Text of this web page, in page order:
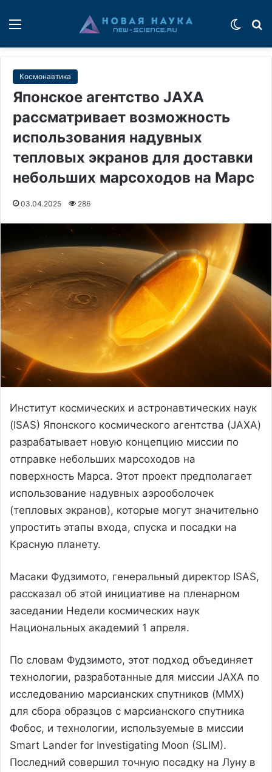
Космонавтика
Японское агентство JAXA
рассматривает возможность
использования надувных
тепловых экранов для доставки
небольших марсоходов на Марс
03.04.2025 286
Институт космических и астронавтических наук
(ISAS) Японского космического агентства (JAXA)
разрабатывает новую концепцию миссии по
отправке небольших марсоходов на
поверхность Марса. Этот проект предполагает
использование надувных аэрооболочек
(тепловых экранов), которые могут значительно
упростить этапы входа, спуска и посадки на
Красную планету.
Масаки Фудзимото, генеральный директор ISAS,
рассказал об этой инициативе на пленарном
заседании Недели космических наук
Национальных академий 1 апреля.
По словам Фудзимото, этот подход объединяет
технологии, разработанные для миссии JAXA по
исследованию марсианских спутников (MMX)
для сбора образцов с марсианского спутника
Фобос, и технологии, используемые в миссии
Smart Lander for Investigating Moon (SLIM).
Последний совершил точную посадку на Луну в